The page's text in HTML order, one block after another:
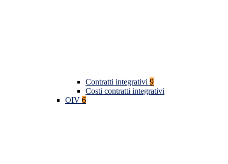
Contratti integrativi 9
Costi contratti integrativi
OIV 6